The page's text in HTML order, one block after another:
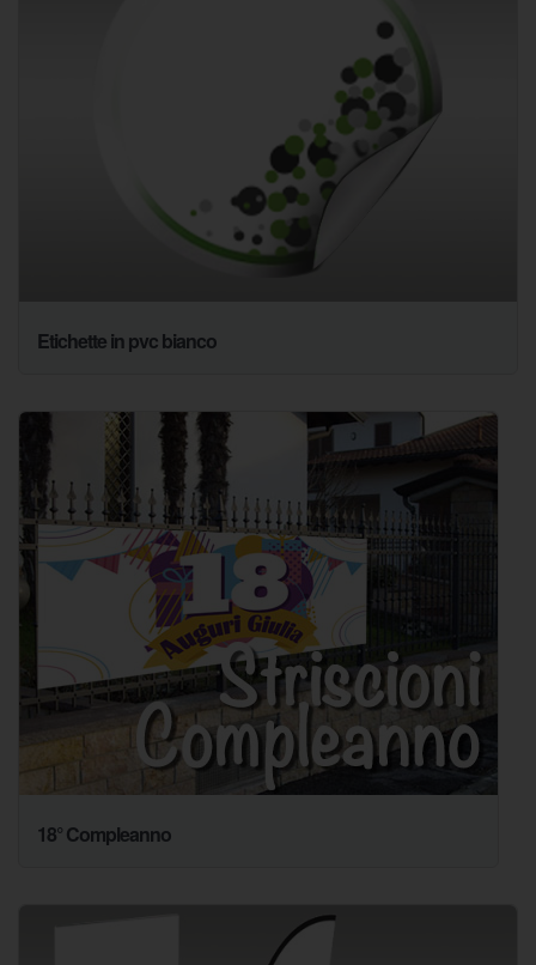
Etichette in pvc bianco
18° Compleanno